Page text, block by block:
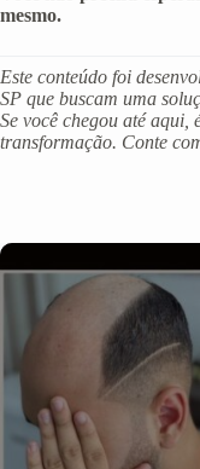
mesmo.
Este conteúdo foi
SP que buscam uma
Se você chegou até aqui,
transformação. Conte